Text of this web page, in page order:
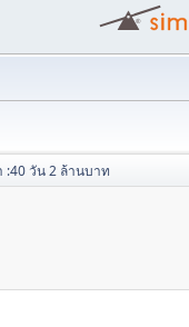
วัน 2 ล้านบาท